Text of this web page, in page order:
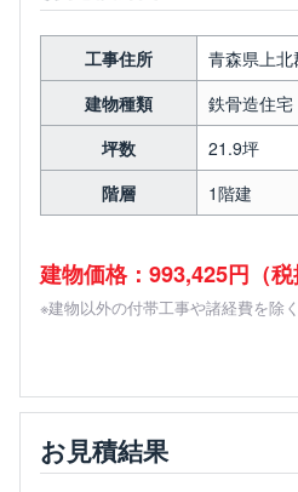
工事住所
青森県上
建物種類
鉄骨造住宅
坪数
21.9坪
階層
1階建
建物価格：993,425円（税
※建物以外の付帯工事や諸経費を除く
お見積結果